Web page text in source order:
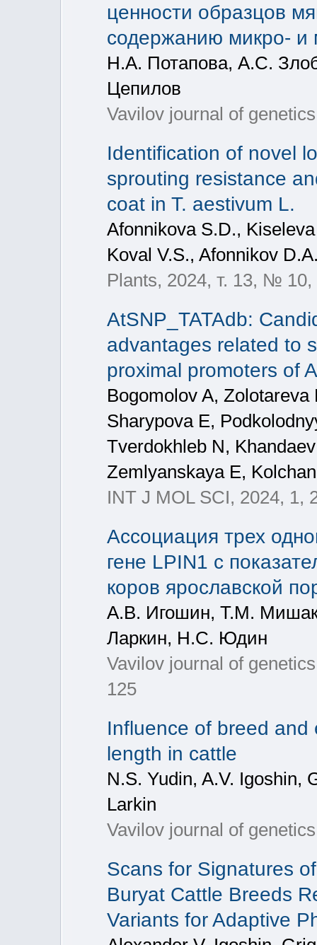
ценности образцов
содержанию микро- и
Н.А. Потапова, А.С.
Цепилов
Vavilov journal of
Identification of novel
sprouting resistance
coat in T. aestivum L.
Afonnikova S.D.,
Koval V.S., Afonnikov
Plants, 2024, т. 13, № 10,
AtSNP_TATAdb:
advantages related to
proximal promoters of
Bogomolov A,
Sharypova E,
Tverdokhleb N,
Zemlyanskaya E,
INT J MOL SCI, 2024, 1,
Ассоциация трех
гене LPIN1 с
коров ярославской
А.В. Игошин, Т.М.
Ларкин, Н.С. Юдин
Vavilov journal of
125
Influence of breed
length in cattle
N.S. Yudin, A.V. Igoshin,
Larkin
Vavilov journal of
Scans for Signatures
Buryat Cattle Breeds
Variants for Adaptive